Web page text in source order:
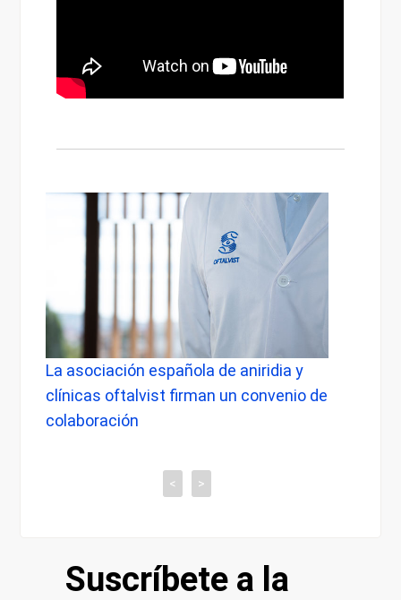
La asociación española de aniridia y
clínicas oftalvist firman un convenio de
colaboración
< >
Suscríbete a la